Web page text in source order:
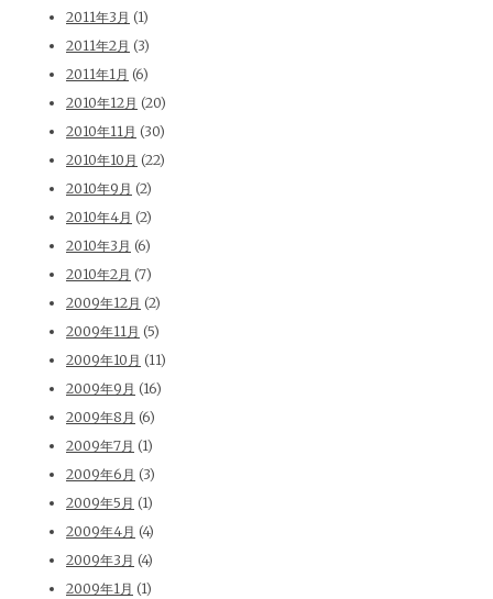
2011年3月 (1)
2011年2月 (3)
2011年1月 (6)
2010年12月 (20)
2010年11月 (30)
2010年10月 (22)
2010年9月 (2)
2010年4月 (2)
2010年3月 (6)
2010年2月 (7)
2009年12月 (2)
2009年11月 (5)
2009年10月 (11)
2009年9月 (16)
2009年8月 (6)
2009年7月 (1)
2009年6月 (3)
2009年5月 (1)
2009年4月 (4)
2009年3月 (4)
2009年1月 (1)